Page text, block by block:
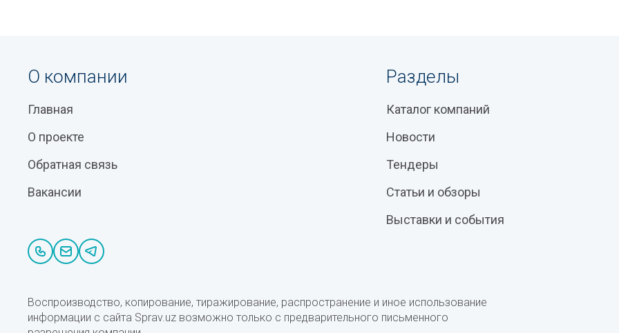
О компании
Главная
О проекте
Обратная связь
Вакансии
Разделы
Каталог компаний
Новости
Тендеры
Статьи и обзоры
Выставки и события
Воспроизводство, копирование, тиражирование, распространение и иное использование
информации с сайта Sprav.uz возможно только с предварительного письменного